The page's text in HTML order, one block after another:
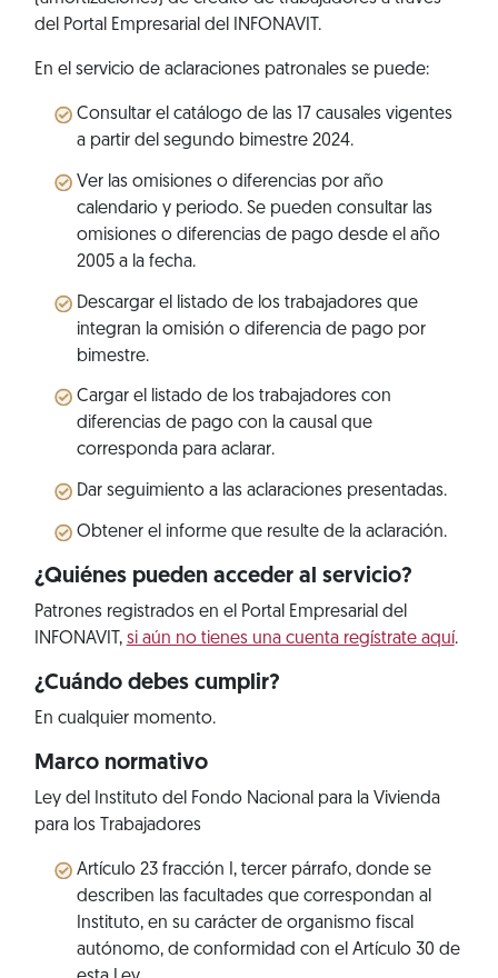
del Portal Empresarial del INFONAVIT.
En el servicio de aclaraciones patronales se puede:
Consultar el catálogo de las 17 causales vigentes
a partir del segundo bimestre 2024.
Ver las omisiones o diferencias por año
calendario y periodo. Se pueden consultar las
omisiones o diferencias de pago desde el año
2005 a la fecha.
Descargar el listado de los trabajadores que
integran la omisión o diferencia de pago por
bimestre.
Cargar el listado de los trabajadores con
diferencias de pago con la causal que
corresponda para aclarar.
Dar seguimiento a las aclaraciones presentadas.
Obtener el informe que resulte de la aclaración.
¿Quiénes pueden acceder al servicio?
Patrones registrados en el Portal Empresarial del
INFONAVIT, si aún no tienes una cuenta regístrate aquí.
¿Cuándo debes cumplir?
En cualquier momento.
Marco normativo
Ley del Instituto del Fondo Nacional para la Vivienda
para los Trabajadores
Artículo 23 fracción I, tercer párrafo, donde se
describen las facultades que correspondan al
Instituto, en su carácter de organismo fiscal
autónomo, de conformidad con el Artículo 30 de